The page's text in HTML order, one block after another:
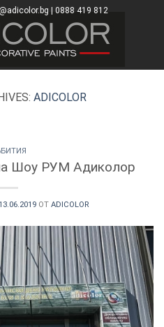
| 0888 419 812
ADICOLOR
Шоу РУМ Адиколор
ОТ ADICOLOR